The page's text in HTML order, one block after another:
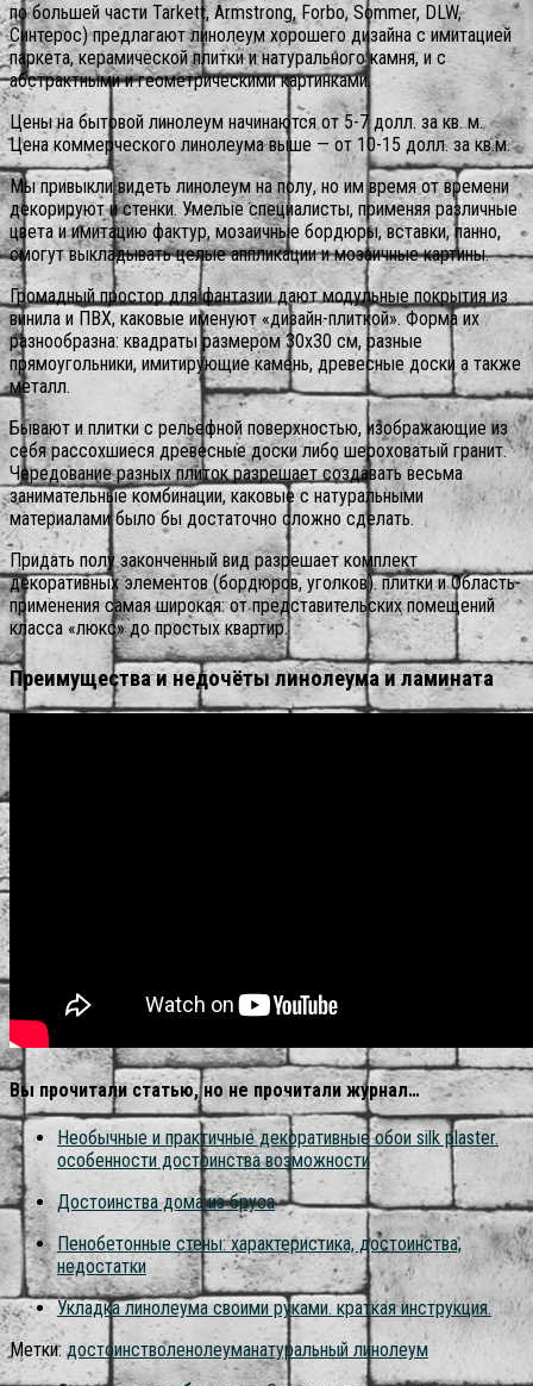
по большей части Tarkett, Armstrong, Forbo, Sommer, DLW,
Синтерос) предлагают линолеум хорошего дизайна с имитацией
паркета, керамической плитки и натурального камня, и с
абстрактными и геометрическими картинками.
Цены на бытовой линолеум начинаются от 5-7 долл. за кв. м.
Цена коммерческого линолеума выше — от 10-15 долл. за кв.м.
Мы привыкли видеть линолеум на полу, но им время от времени
декорируют и стенки. Умелые специалисты, применяя различные
цвета и имитацию фактур, мозаичные бордюры, вставки, панно,
смогут выкладывать целые аппликации и мозаичные картины.
Громадный простор для фантазии дают модульные покрытия из
винила и ПВХ, каковые именуют «дизайн-плиткой». Форма их
разнообразна: квадраты размером 30х30 см, разные
прямоугольники, имитирующие камень, древесные доски а также
металл.
Бывают и плитки с рельефной поверхностью, изображающие из
себя рассохшиеся древесные доски либо шероховатый гранит.
Чередование разных плиток разрешает создавать весьма
занимательные комбинации, каковые с натуральными
материалами было бы достаточно сложно сделать.
Придать полу законченный вид разрешает комплект
декоративных элементов (бордюров, уголков). плитки и Область-
применения самая широкая: от представительских помещений
класса «люкс» до простых квартир.
Преимущества и недочёты линолеума и ламината
Вы прочитали статью, но не прочитали журнал…
Необычные и практичные декоративные обои silk plaster.
особенности достоинства возможности
Достоинства дома из бруса
Пенобетонные стены: характеристика, достоинства,
недостатки
Укладка линолеума своими руками. краткая инструкция.
Метки: достоинстволенолеуманатуральный линолеум